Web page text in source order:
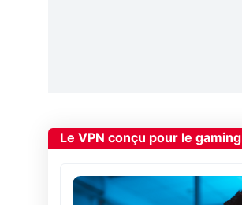
Le VPN conçu pour le gaming